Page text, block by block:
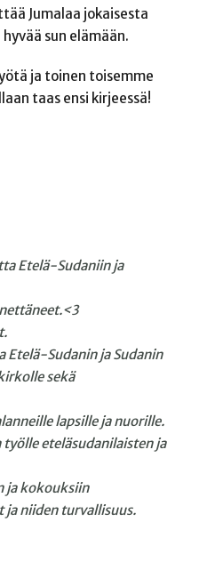
Jumalaa jokaisesta
sun elämään.
ja toinen toisemme
taas ensi kirjeessä!
Etelä-Sudaniin ja
Etelä-Sudanin ja Sudanin
sekä
lapsille ja nuorille.
eteläsudanilaisten ja
ja kokouksiin
ja niiden turvallisuus.